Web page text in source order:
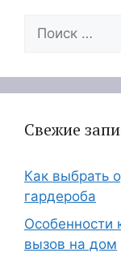
Поиск:
Свежие
Как выбрать
гардероба
Особенности
вызов на дом